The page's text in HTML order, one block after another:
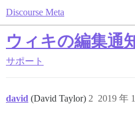
Discourse Meta
ウィキの編集通
サポート
david (David Taylor) 2019 年
2